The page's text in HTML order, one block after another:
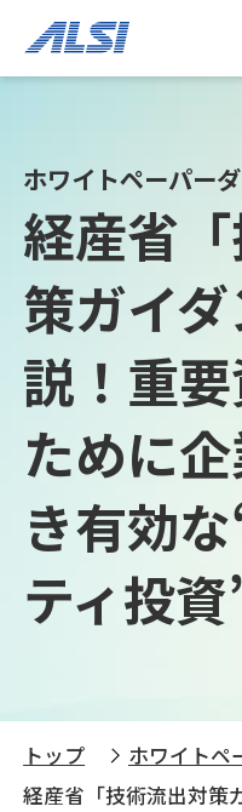
ホワイトペーパー
経産省
策ガイ
説！重
ために
き有効
ティ投資
トップ
ホワイトペ
経産省「技術流出対策